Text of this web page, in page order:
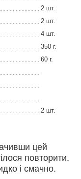
2 шт.
2 шт.
4 шт.
350 г.
60 г.
2 шт.
цей
повторити.
і смачно.